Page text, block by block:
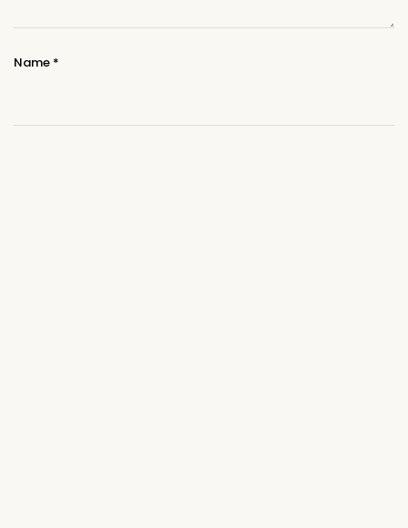
Name *